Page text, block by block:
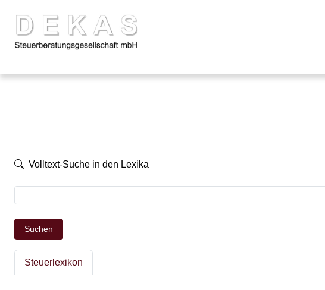
Volltext-Suche in den Lexika
Suchen
Steuerlexikon